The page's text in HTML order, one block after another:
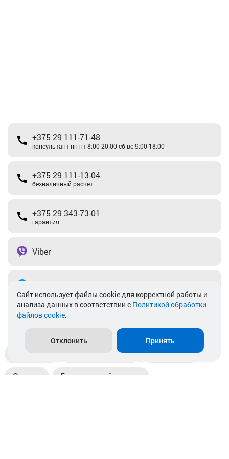
+375 29 111-71-48
консультант пн-пт 8:00-20:00 сб-вс 9:00-18:00
+375 29 111-13-04
безналичный расчет
+375 29 343-73-01
гарантия
Viber
info@akkamulik.by
Пункты выдачи Магазины
Оплата Безналичный расчет
Cайт использует файлы cookie для корректной работы и
анализа данных в соответствии с Политикой обработки
файлов cookie.
Отклонить Принять